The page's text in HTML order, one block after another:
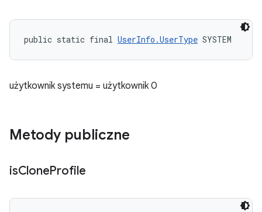
public static final UserInfo.UserType SYSTEM
użytkownik systemu = użytkownik 0
Metody publiczne
isCloneProfile